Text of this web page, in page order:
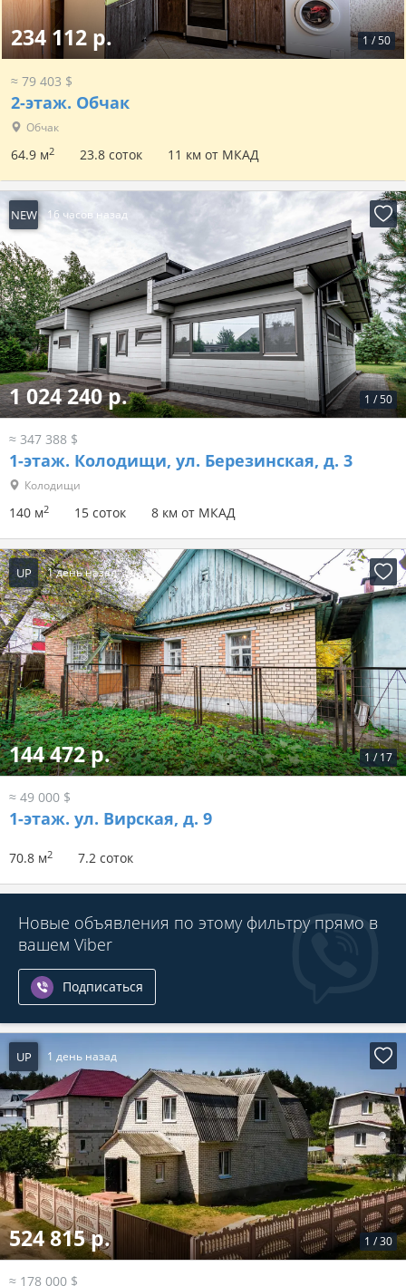
1 /50
234 112 р.
≈ 79 403 $
2-этаж. Обчак
Обчак
64.9 м2 23.8 соток 11 км от МКАД
NEW 16 часов назад
1 /50
1 024 240 р.
≈ 347 388 $
1-этаж. Колодищи, ул. Березинская, д. 3
Колодищи
140 м2 15 соток 8 км от МКАД
UP 1 день назад
1 / 17
144 472 р.
≈ 49 000 $
1-этаж. ул. Вирская, д. 9
70.8 м2 7.2 соток
Новые объявления по этому фильтру прямо в
вашем Viber
Подписаться
UP 1 день назад
1 /30
524 815 р.
≈ 178 000 $